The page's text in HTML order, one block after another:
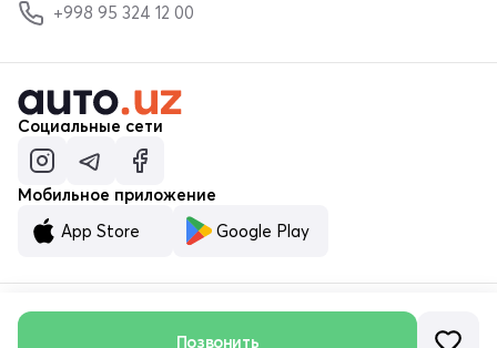
Позвонить
+998 95 324 12 00
Социальные сети
Мобильное приложение
App Store
Google Play
© ООО «MALUMOTNOMA» 2023–2026